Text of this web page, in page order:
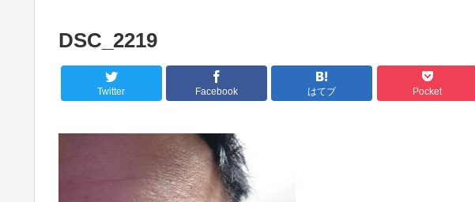
DSC_2219
Twitter Facebook はてブ Pocket